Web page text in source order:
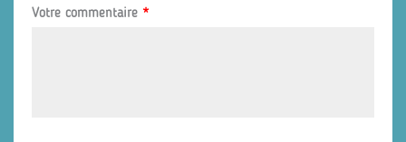
Votre commentaire *